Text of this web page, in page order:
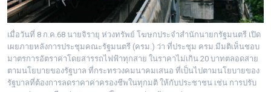
เมื่อวันที่ 8 ก.ค.68 นายจิรายุ ห่วงทรัพย์ โฆษกประจำสำนักนายกรัฐมนตรี เปิด
เผยภายหลังการประชุมคณะรัฐมนตรี (ครม.) ว่า ที่ประชุม ครม.มีมติเห็นชอบ
มาตรการอัตราค่าโดยสารรถไฟฟ้าทุกสาย ในราคาไม่เกิน 20 บาทตลอดสาย
ตามนโยบายของรัฐบาล ที่กระทรวงคมนาคมเสนอ ที่เป็นไปตามนโยบายของ
รัฐบาลที่ต้องการลดราคาค่าครองชีพในทุกมติ ให้กับประชาชน เช่น การปรับ